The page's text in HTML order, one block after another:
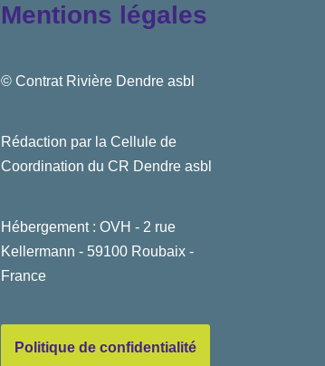
Mentions légales
© Contrat Rivière Dendre asbl
Rédaction par la Cellule de
Coordination du CR Dendre asbl
Hébergement : OVH - 2 rue
Kellermann - 59100 Roubaix -
France
Politique de confidentialité